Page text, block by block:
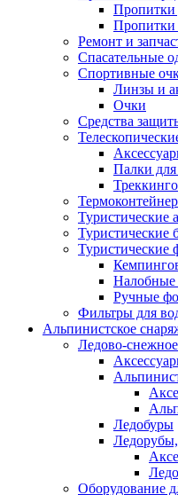
Пропитки
Пропитки
Ремонт и
Спасательные
Спортивные
Линзы и
Очки
Средства
Палки
Туристические
Туристические
Туристические
Налобные
Ручные
Фильтры для
Альпинистское
Ледово-
Ледобуры
Оборудование